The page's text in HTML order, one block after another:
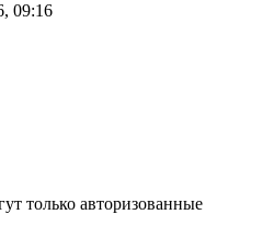
09:16
только авторизованные